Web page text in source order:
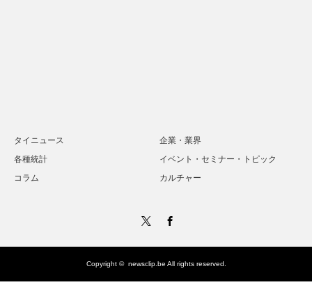
タイニュース
企業・業界
各種統計
イベント・セミナー・トピック
コラム
カルチャー
Copyright © newsclip.be All rights reserved.